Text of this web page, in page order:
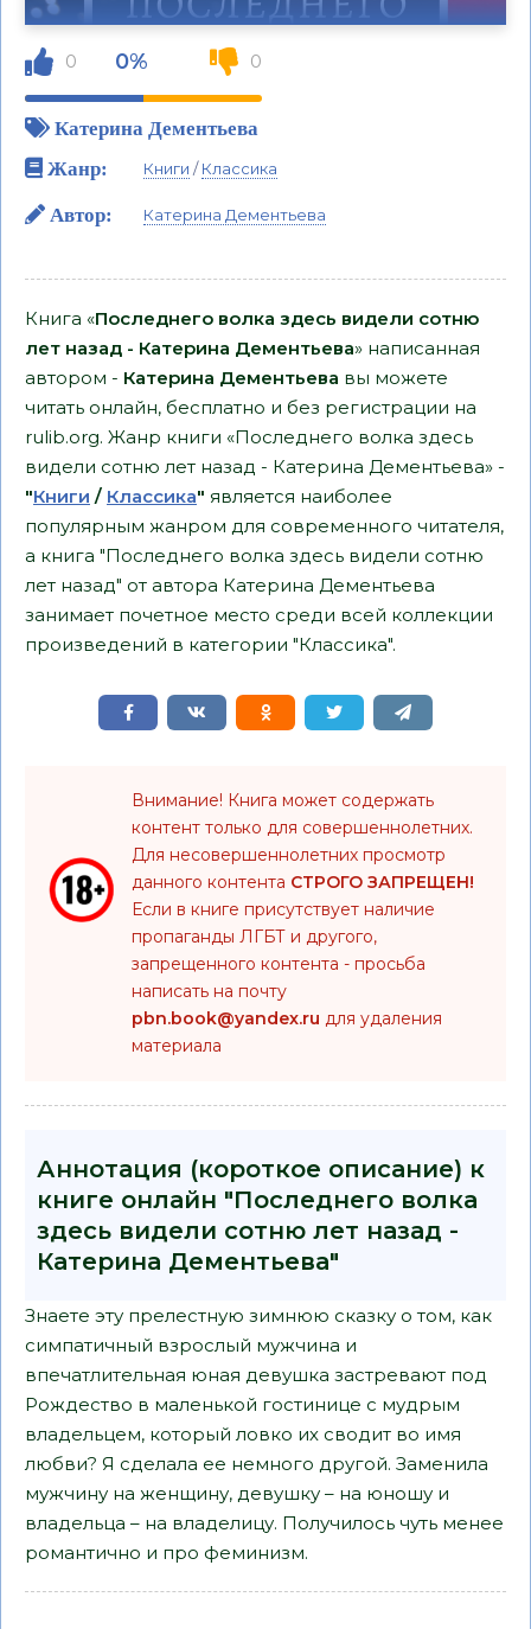
0 0% 0
Катерина Дементьева
Жанр:
Книги /Классика
Автор: Катерина Дементьева
Книга «Последнего волка здесь видели сотню
лет назад - Катерина Дементьева» написанная
автором - Катерина Дементьева вы можете
читать онлайн, бесплатно и без регистрации на
rulib.org. Жанр книги «Последнего волка здесь
видели сотню лет назад - Катерина Дементьева» -
"Книги / Классика" является наиболее
популярным жанром для современного читателя,
а книга "Последнего волка здесь видели сотню
лет назад" от автора Катерина Дементьева
занимает почетное место среди всей коллекции
произведений в категории "Классика".
Внимание! Книга может содержать
контент только для совершеннолетних.
Для несовершеннолетних просмотр
данного контента СТРОГО ЗАПРЕЩЕН!
Если в книге присутствует наличие
пропаганды ЛГБТ и другого,
запрещенного контента - просьба
написать на почту
pbn.book@yandex.ru для удаления
материала
Аннотация (короткое описание) к
книге онлайн "Последнего волка
здесь видели сотню лет назад -
Катерина Дементьева"
Знаете эту прелестную зимнюю сказку о том, как
симпатичный взрослый мужчина и
впечатлительная юная девушка застревают под
Рождество в маленькой гостинице с мудрым
владельцем, который ловко их сводит во имя
любви? Я сделала ее немного другой. Заменила
мужчину на женщину, девушку – на юношу и
владельца – на владелицу. Получилось чуть менее
романтично и про феминизм.